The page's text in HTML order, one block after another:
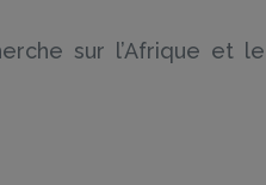
sur l’Afrique et le